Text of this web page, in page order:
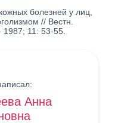
болезней у лиц,
// Вестн.
1987; 11: 53-55.
Анна